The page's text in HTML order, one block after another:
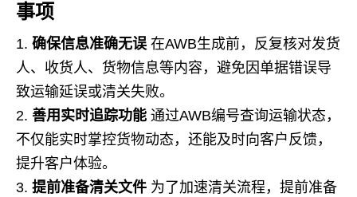
事项
确保信息准确无误 在AWB生成前，反复核对发货
人、收货人、货物信息等内容，避免因单据错误导
致运输延误或清关失败。
善用实时追踪功能 通过AWB编号查询运输状态，
不仅能实时掌控货物动态，还能及时向客户反馈，
提升客户体验。
提前准备清关文件 为了加速清关流程，提前准备